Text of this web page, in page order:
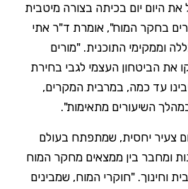
את היום יום בכיתה בצורה מיטבית
בחקר המוח", אומרת ד"ר אתי
וממקימי התוכנית. "מורים
את הביטחון העצמי לגבי בחירת
עד כמה, במרבית המקרים,
השיעורים מתאימות".
צעיר יחסית, שמתפתח בעולם
ומחבר בין ממצאים מחקר המוח
וחינוך. "חוקרי המוח, שמבינים